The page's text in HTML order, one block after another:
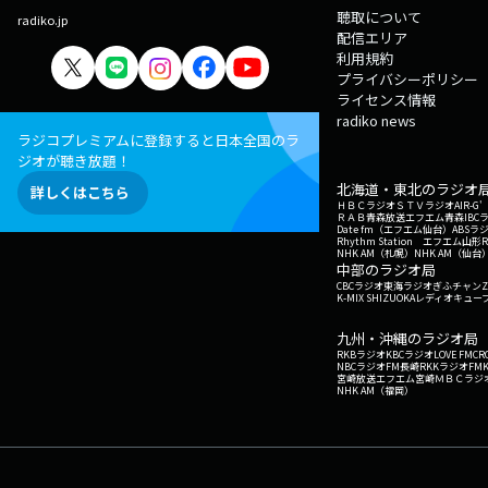
radiko.jp
ラジコプレミアムに登録すると日本全国のラ
ジオが聴き放題！
詳しくはこちら
聴取について
配信エリア
利用規約
プライバシーポリシー
ライセンス情報
radiko news
北海道・東北のラジオ
ＨＢＣラジオＳＴＶラジオAIR-G'
ＲＡＢ青森放送エフエム青森IBC
Date fm（エフエム仙台） ABSラ
Rhythm Station エフエム山形
NHK AM（札幌） NHK AM（仙台
中部のラジオ局
CBCラジオ東海ラジオぎふチャン
K-MIX SHIZUOKAレディオキュー
九州・沖縄のラジオ局
RKBラジオKBCラジオLOVE FM
NBCラジオFM長崎RKKラジオ
宮崎放送エフエム宮崎ＭＢＣラジ
NHK AM（福岡）